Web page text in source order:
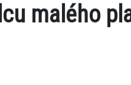
malého